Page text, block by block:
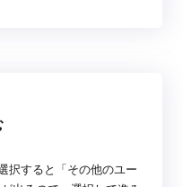
択すると「その他のユー